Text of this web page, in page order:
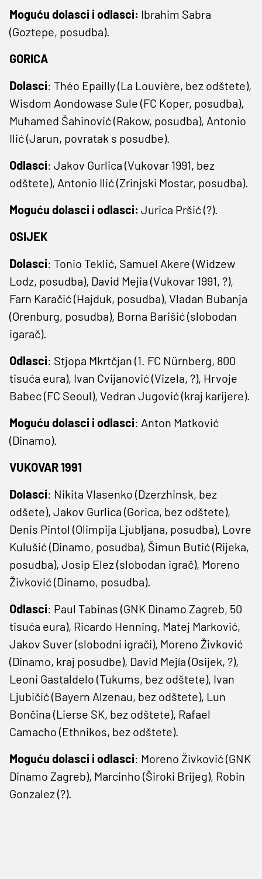
Moguću dolasci i odlasci: Ibrahim Sabra
(Goztepe, posudba).
GORICA
Dolasci: Théo Epailly (La Louvière, bez odštete),
Wisdom Aondowase Sule (FC Koper, posudba),
Muhamed Šahinović (Rakow, posudba), Antonio
Ilić (Jarun, povratak s posudbe).
Odlasci: Jakov Gurlica (Vukovar 1991, bez
odštete), Antonio Ilić (Zrinjski Mostar, posudba).
Moguću dolasci i odlasci: Jurica Pršić (?).
OSIJEK
Dolasci: Tonio Teklić, Samuel Akere (Widzew
Lodz, posudba), David Mejia (Vukovar 1991, ?),
Farn Karačić (Hajduk, posudba), Vladan Bubanja
(Orenburg, posudba), Borna Barišić (slobodan
igarač).
Odlasci: Stjopa Mkrtčjan (1. FC Nürnberg, 800
tisuća eura), Ivan Cvijanović (Vizela, ?), Hrvoje
Babec (FC Seoul), Vedran Jugović (kraj karijere).
Moguću dolasci i odlasci: Anton Matković
(Dinamo).
VUKOVAR 1991
Dolasci: Nikita Vlasenko (Dzerzhinsk, bez
odšete), Jakov Gurlica (Gorica, bez odštete),
Denis Pintol (Olimpija Ljubljana, posudba), Lovre
Kulušić (Dinamo, posudba), Šimun Butić (Rijeka,
posudba), Josip Elez (slobodan igrač), Moreno
Živković (Dinamo, posudba).
Odlasci: Paul Tabinas (GNK Dinamo Zagreb, 50
tisuća eura), Ricardo Henning, Matej Marković,
Jakov Suver (slobodni igrači), Moreno Živković
(Dinamo, kraj posudbe), David Mejía (Osijek, ?),
Leoni Gastaldelo (Tukums, bez odštete), Ivan
Ljubičić (Bayern Alzenau, bez odštete), Lun
Bončina (Lierse SK, bez odštete), Rafael
Camacho (Ethnikos, bez odštete).
Moguću dolasci i odlasci: Moreno Živković (GNK
Dinamo Zagreb), Marcinho (Široki Brijeg), Robin
Gonzalez (?).